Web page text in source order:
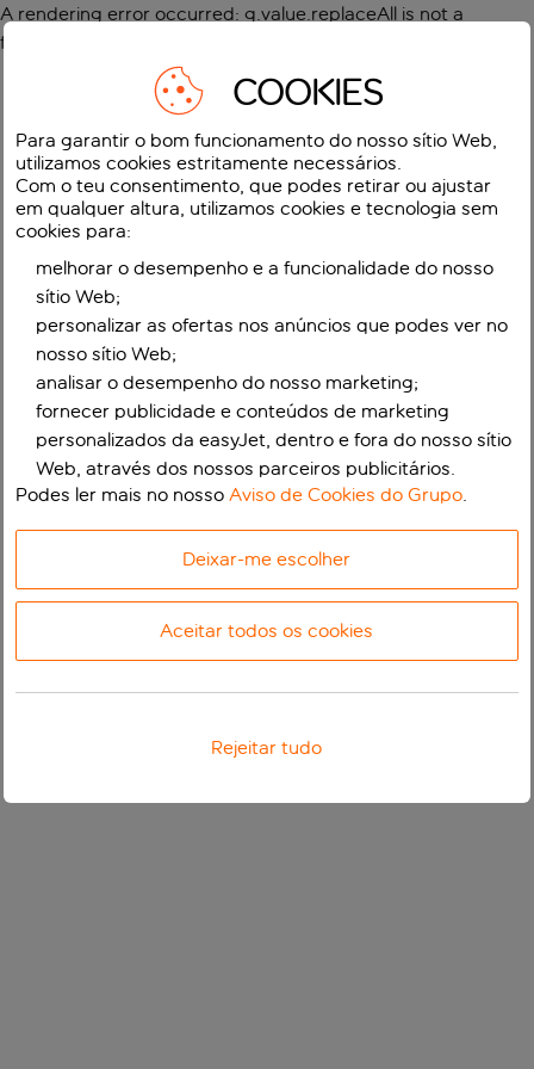
A rendering error occurred: g.value.replaceAll is not a
function
COOKIES
Para garantir o bom funcionamento do nosso sítio Web,
utilizamos cookies estritamente necessários.
Com o teu consentimento, que podes retirar ou ajustar
em qualquer altura, utilizamos cookies e tecnologia sem
cookies para:
melhorar o desempenho e a funcionalidade do nosso
sítio Web;
personalizar as ofertas nos anúncios que podes ver no
nosso sítio Web;
analisar o desempenho do nosso marketing;
fornecer publicidade e conteúdos de marketing
personalizados da easyJet, dentro e fora do nosso sítio
Web, através dos nossos parceiros publicitários.
Podes ler mais no nossoAviso de Cookies do Grupo.
Deixar-me escolher
Aceitar todos os cookies
Rejeitar tudo